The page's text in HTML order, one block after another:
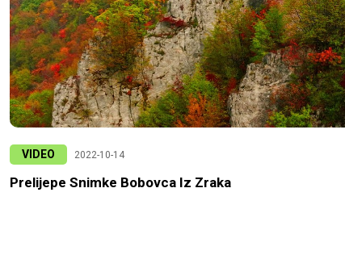
VIDEO 2022-10-14
Prelijepe Snimke Bobovca Iz Zraka